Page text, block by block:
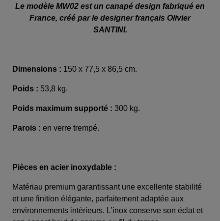
Le modèle MW02 est un canapé design fabriqué en
France, créé par le designer français Olivier
SANTINI.
Dimensions : 150 x 77,5 x 86,5 cm.
Poids : 53,8 kg.
Poids maximum supporté : 300 kg.
Parois : en verre trempé.
Pièces en acier inoxydable :
Matériau premium garantissant une excellente stabilité
et une finition élégante, parfaitement adaptée aux
environnements intérieurs. L’inox conserve son éclat et